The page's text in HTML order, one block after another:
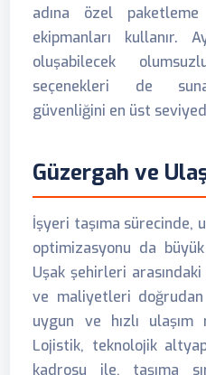
adına özel
ekipmanları kullanır.
oluşabilecek
seçenekleri de
güvenliğini en üst
Güzergah ve
İşyeri taşıma sürecinde,
optimizasyonu da
Uşak şehirleri
ve maliyetleri
uygun ve hızlı
Lojistik, teknolojik
kadrosu ile, taşıma